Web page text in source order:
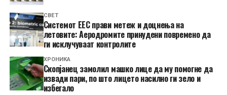
СВЕТ
Системот ЕЕС прави метеж и доцнења на
летовите: Аеродромите принудени повремено да
ги исклучуваат контролите
ХРОНИКА
Скопјанец замолил машко лице да му помогне да
извади пари, по што лицето насилно ги зело и
избегало